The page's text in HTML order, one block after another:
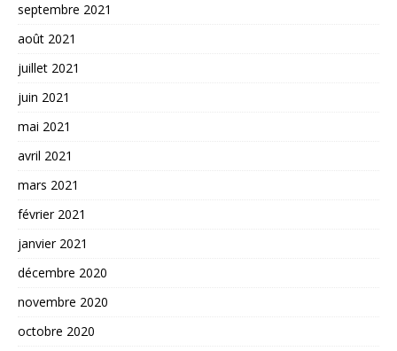
septembre 2021
août 2021
juillet 2021
juin 2021
mai 2021
avril 2021
mars 2021
février 2021
janvier 2021
décembre 2020
novembre 2020
octobre 2020